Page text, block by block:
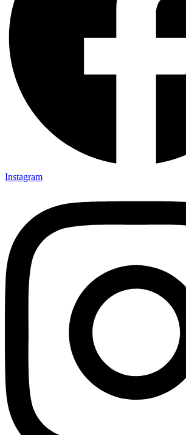
Instagram